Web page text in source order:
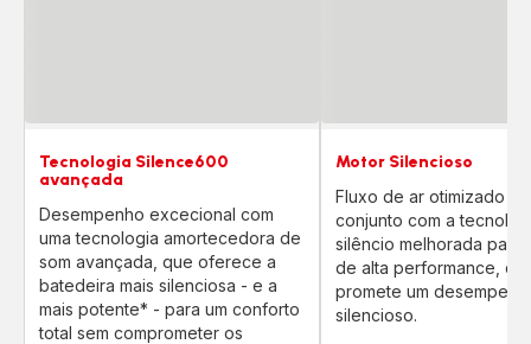
Tecnologia Silence600
avançada
Desempenho excecional com
uma tecnologia amortecedora de
som avançada, que oferece a
batedeira mais silenciosa - e a
mais potente* - para um conforto
total sem comprometer os
Motor Silencioso
Fluxo de ar otimizado
conjunto com a
silêncio melhorada para
de alta performance,
promete um
silencioso.